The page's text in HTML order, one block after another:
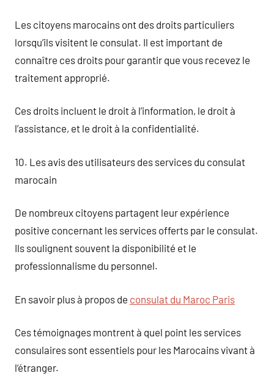
Les citoyens marocains ont des droits particuliers
lorsqu’ils visitent le consulat. Il est important de
connaître ces droits pour garantir que vous recevez le
traitement approprié.
Ces droits incluent le droit à l’information, le droit à
l’assistance, et le droit à la confidentialité.
10. Les avis des utilisateurs des services du consulat
marocain
De nombreux citoyens partagent leur expérience
positive concernant les services offerts par le consulat.
Ils soulignent souvent la disponibilité et le
professionnalisme du personnel.
En savoir plus à propos de consulat du Maroc Paris
Ces témoignages montrent à quel point les services
consulaires sont essentiels pour les Marocains vivant à
l’étranger.